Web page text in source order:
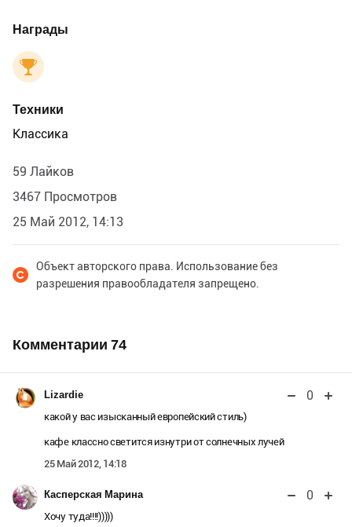
Награды
Техники
Классика
59 Лайков
3467 Просмотров
25 Май 2012, 14:13
Объект авторского права. Использование без
разрешения правообладателя запрещено.
Комментарии 74
Lizardie 0
какой у вас изысканный европейский стиль)
кафе классно светится изнутри от солнечных лучей
25 Май 2012, 14:18
Касперская Марина 0
Хочу туда!!!!)))))